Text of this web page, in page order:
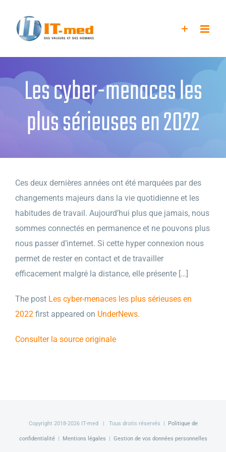
contenu
Les cyber-menaces les
plus sérieuses en 2022
Ces deux dernières années ont été marquées par des
changements majeurs dans la vie quotidienne et les
habitudes de travail. Aujourd’hui plus que jamais, nous
sommes connectés en permanence et ne pouvons plus
nous passer d’internet. Si cette hyper connexion nous
permet de rester en contact et de travailler
efficacement malgré la distance, elle présente […]
The post Les cyber-menaces les plus sérieuses en
2022 first appeared on UnderNews.
Consulter la source originale
Copyright 2018-2026 IT-med | Tous droits réservés | Politique de
confidentialité| Mentions légales | Gestion de vos données personnelles